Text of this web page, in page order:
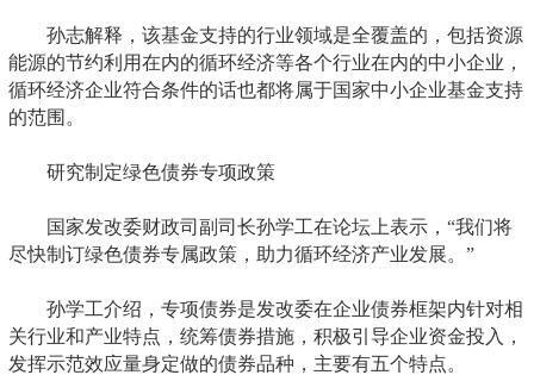
孙志解释，该基金支持的行业领域是全覆盖的，包括资源
能源的节约利用在内的循环经济等各个行业在内的中小企业，
循环经济企业符合条件的话也都将属于国家中小企业基金支持
的范围。
研究制定绿色债券专项政策
国家发改委财政司副司长孙学工在论坛上表示，“我们将
尽快制订绿色债券专属政策，助力循环经济产业发展。”
孙学工介绍，专项债券是发改委在企业债券框架内针对相
关行业和产业特点，统筹债券措施，积极引导企业资金投入，
发挥示范效应量身定做的债券品种，主要有五个特点。